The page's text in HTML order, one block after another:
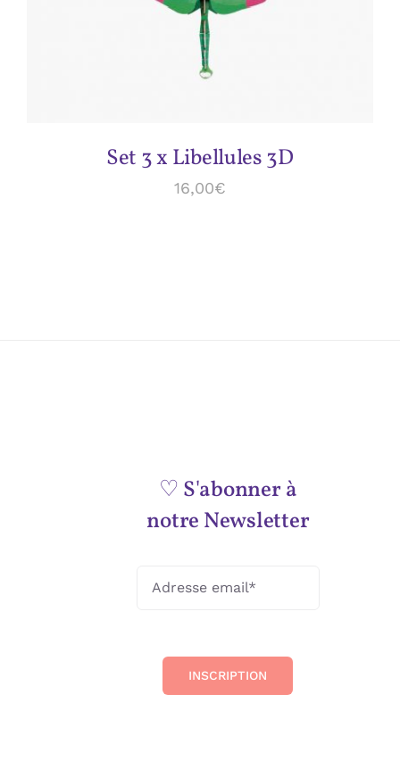
Set 3 x Libellules 3D
16,00€
♡ S'abonner à
notre Newsletter
INSCRIPTION